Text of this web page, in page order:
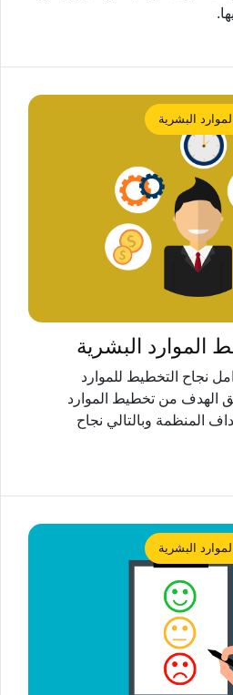
البشرية
الموارد البشرية
نجاح التخطيط للموارد
الهدف من تخطيط الموارد
المنظمة وبالتالي نجاح
البشرية